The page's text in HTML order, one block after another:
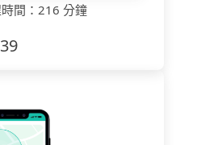
間 ： 216 分鐘